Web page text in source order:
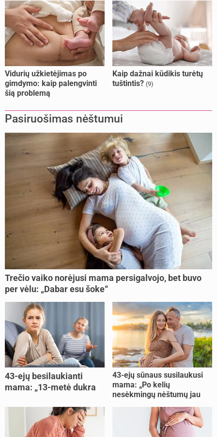
Vidurių užkietėjimas po
gimdymo: kaip palengvinti
šią problemą
Kaip dažnai kūdikis turėtų
tuštintis? (9)
Pasiruošimas nėštumui
Trečio vaiko norėjusi mama persigalvojo, bet buvo
per vėlu: „Dabar esu šoke“
43-ejų besilaukianti
mama: „13-metė dukra
43-ejų sūnaus susilaukusi
mama: „Po kelių
nesėkmingų nėštumų jau